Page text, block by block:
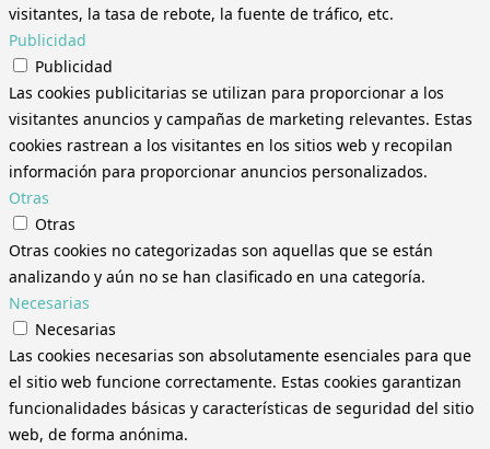
visitantes, la tasa de rebote, la fuente de tráfico, etc.
Publicidad
Publicidad
Las cookies publicitarias se utilizan para proporcionar a los
visitantes anuncios y campañas de marketing relevantes. Estas
cookies rastrean a los visitantes en los sitios web y recopilan
información para proporcionar anuncios personalizados.
Otras
Otras
Otras cookies no categorizadas son aquellas que se están
analizando y aún no se han clasificado en una categoría.
Necesarias
Necesarias
Las cookies necesarias son absolutamente esenciales para que
el sitio web funcione correctamente. Estas cookies garantizan
funcionalidades básicas y características de seguridad del sitio
web, de forma anónima.